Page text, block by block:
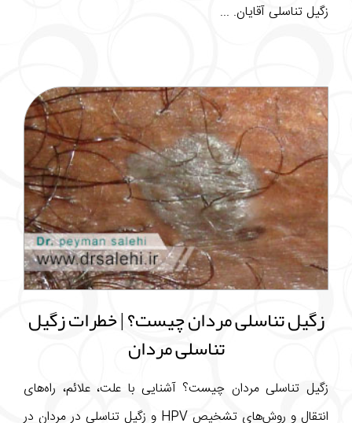
زگیل تناسلی آقایان. ...
زگیل تناسلی مردان چیست؟ | خطرات زگیل
تناسلی مردان
زگیل تناسلی مردان چیست؟ آشنایی با علت، علائم، راه‌های
انتقال و روش‌های تشخیص HPV و زگیل تناسلی در مردان در